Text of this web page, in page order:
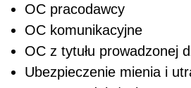
OC pracodawcy
OC komunikacyjne
OC z tytułu prowadzonej
Ubezpieczenie mienia i